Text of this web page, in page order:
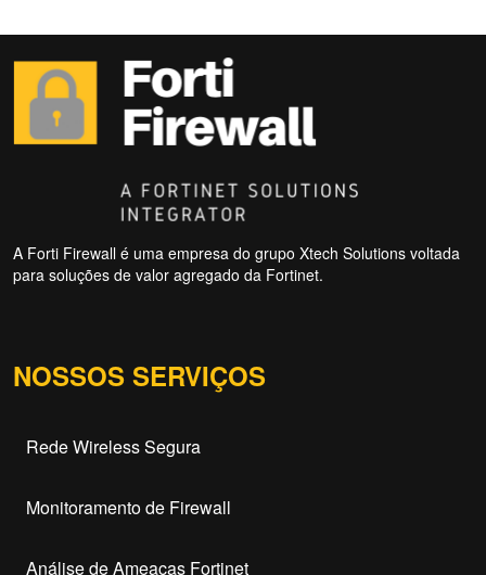
A Forti Firewall é uma empresa do grupo Xtech Solutions voltada
para soluções de valor agregado da Fortinet.
NOSSOS SERVIÇOS
Rede Wireless Segura
Monitoramento de Firewall
Análise de Ameaças Fortinet